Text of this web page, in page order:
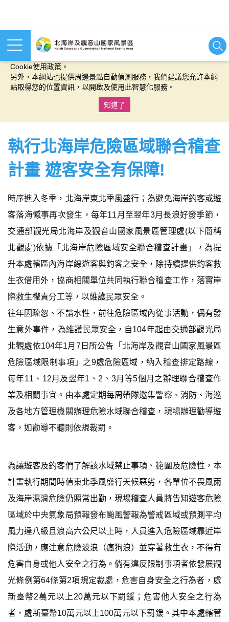
本網站使用cookies等相關技術以持續優化網站服務，並有助於為
Cookie使用政策。
另外，本網站也提供周邊景點自動偵測服務，我們建議您允許本網
站取得您的位置資訊，以開啟及使用此智慧化服務。
知道了
執行北海岸危險區域聯合稽查
計畫 遊客安全有保障!
時序進入冬季，北海岸東北季風盛行；為避免海岸釣客或遊
客落海憾事再次發生，每年11月至翌年3月長浪好發季節，
交通部觀光局北海岸及觀音山國家風景區管理處(以下簡稱
北觀處)依據「北海岸危險區域安全聯合稽查計畫」，為提
升本處轄區內海岸線遊客與釣客之安全，除持續提供釣客救
生衣借用外，協商相關單位共同執行聯合稽查工作，落實岸
際救生權責分工等，以維護民眾安全。
往年因疏忽、不諳水性，前往危險區域內從事活動，偶有發
生意外事件，為維護民眾安全，自104年起由交通部觀光局
北觀處依104年1月7日所公告「北海岸及觀音山國家風景區
危險區域限制事項」之9處危險區域，納入稽查排定路線，
每年11、12月及翌年1、2、3月等5個月之辦理聯合稽查作
業及相關事宜。由本處定期每周帶隊邀集警察、消防、海巡
及各地方管理機關辦理危險水域聯合稽查，現場辦理勸導遊
客，如勸導不聽則依規裁罰。
為讓遊客及釣客們了解該水域禁止事項、範圍及危險性，本
計畫執行期間時值東北季風盛行天候惡劣，各單位不畏風雨
及海岸濕滑危險仍照常出勤，現場稽查人員將告知遊客危險
區域於中央氣象局預報發布颱風警報為警戒區域或預測平均
風力達八級且浪高六公尺以上時，人員進入危險區域靠近岸
際活動，應注意危險波浪（瘋狗浪）並穿著救生衣，不得有
危害自身或他人安全之行為。倘有違反限制事項者依發展觀
光條例第64條第2項規定裁處，危害自身安全之行為者，處
新臺幣2萬元以上20萬元以下罰鍰；危害他人安全之行為
者，處新臺幣10萬元以上100萬元以下罰鍰。其中本處轄管